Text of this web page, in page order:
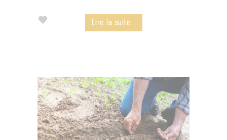
Lire la suite...